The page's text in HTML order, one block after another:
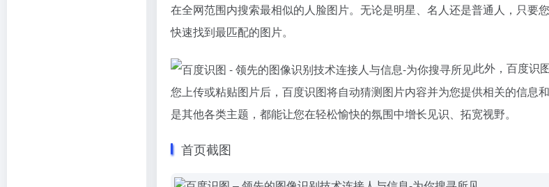
在全网范围内搜索最相似的人脸图片。无论是明星、名人还是普通人，只要
快速找到最匹配的图片。
此外，百度识
您上传或粘贴图片后，百度识图将自动猜测图片内容并为您提供相关的信息
是其他各类主题，都能让您在轻松愉快的氛围中增长见识、拓宽视野。
首页截图